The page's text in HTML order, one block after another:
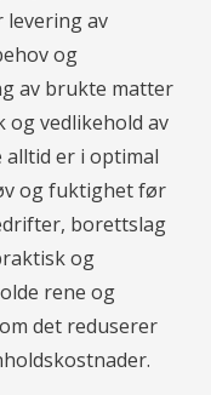
levering av
og
av brukte matter
og vedlikehold av
er i optimal
og fuktighet før
borettslag
og
rene og
det reduserer